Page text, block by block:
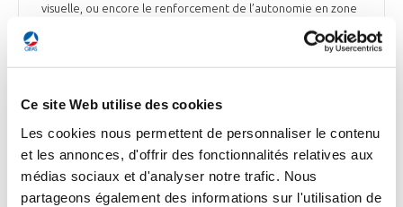
Ce site Web utilise des cookies
Les cookies nous permettent de personnaliser le contenu
et les annonces, d'offrir des fonctionnalités relatives aux
médias sociaux et d'analyser notre trafic. Nous
partageons également des informations sur l'utilisation de
visuelle, ou encore le renforcement de l’autonomie en zone
la fin de l’année, sur une cible totale fixée à 37 appareils.
Le Monde du 30 juin 2025